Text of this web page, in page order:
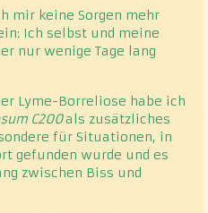
mir keine Sorgen mehr
Ich selbst und meine
nur wenige Tage lang
Lyme-Borreliose habe ich
C200als zusätzliches
für Situationen, in
gefunden wurde und es
zwischen Biss und